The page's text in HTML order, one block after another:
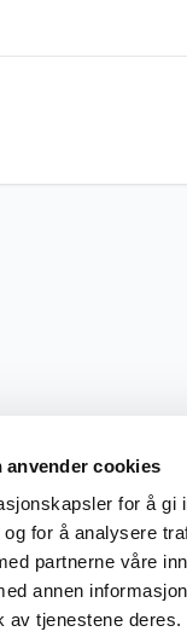
anvender cookies
for å gi
for å analysere
partnerne våre
annen
av tjenestene deres.